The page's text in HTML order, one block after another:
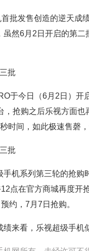
批发售创造的逆天成
然6月2日开启的第
于今日（6月2日）开
，抢购之后乐视方面
时间，如此极速售磬
机系列第三轮的抢购
点在官方商城再度开
约，7月7日抢购。
来看，乐视超级手机